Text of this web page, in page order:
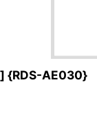
] {RDS-AE030}